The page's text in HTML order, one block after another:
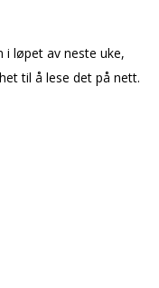
i løpet av neste uke,
til å lese det på nett.